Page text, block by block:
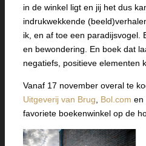
in de winkel ligt en jij het dus
indrukwekkende
ik, en af toe een paradijsvogel.
en bewondering. En boek dat
negatiefs, positieve elementen
Vanaf 17 november overal te
Uitgeverij van Brug
Bol.com en
favoriete boekenwinkel op de